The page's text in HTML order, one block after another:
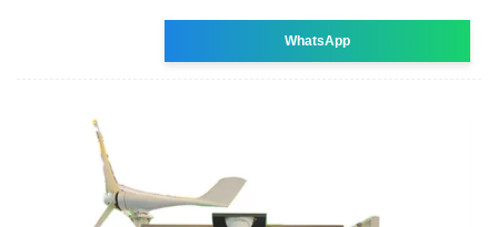
WhatsApp